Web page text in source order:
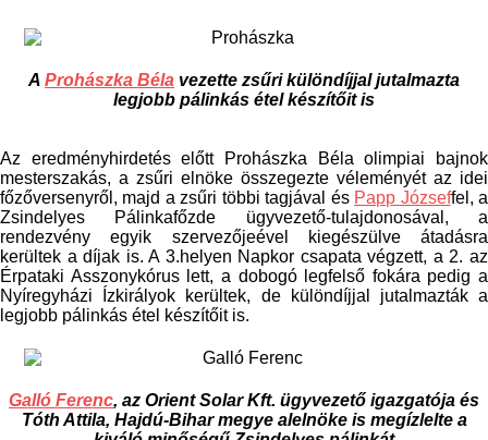
A Prohászka Béla vezette zsűri különdíjjal jutalmazta
legjobb pálinkás étel készítőit is
Az eredményhirdetés előtt Prohászka Béla olimpiai bajnok
mesterszakás, a zsűri elnöke összegezte véleményét az idei
főzőversenyről, majd a zsűri többi tagjával és Papp Józseffel, a
Zsindelyes Pálinkafőzde ügyvezető-tulajdonosával, a
rendezvény egyik szervezőjeével kiegészülve átadásra
kerültek a díjak is. A 3.helyen Napkor csapata végzett, a 2. az
Érpataki Asszonykórus lett, a dobogó legfelső fokára pedig a
Nyíregyházi Ízkirályok kerültek, de különdíjjal jutalmazták a
legjobb pálinkás étel készítőit is.
Galló Ferenc, az Orient Solar Kft. ügyvezető igazgatója és
Tóth Attila, Hajdú-Bihar megye alelnöke is megízlelte a